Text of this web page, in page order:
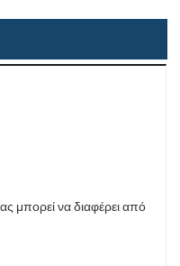
μπορεί να διαφέρει από